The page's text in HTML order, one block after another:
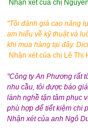
Nhận xét của chị
"Tôi đánh giá cao năng
am hiểu về kỹ thuật và
khi mua hàng tại đây.
Nhận xét của chị Lê Thị
"Công ty An Phương rất
nhu cầu, tôi được báo
lành nghề tận tâm phục
phù hợp để tiết kiệm chi
Nhận xét của anh Ngô